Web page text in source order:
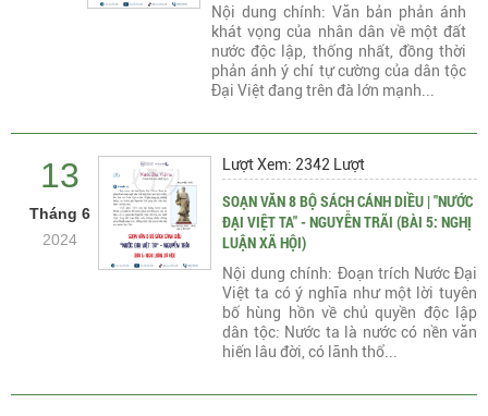
Nội dung chính: Văn bản phản ánh
khát vọng của nhân dân về một đất
nước độc lập, thống nhất, đồng thời
phản ánh ý chí tự cường của dân tộc
Đại Việt đang trên đà lớn mạnh...
13
Tháng 6
2024
Lượt Xem: 2342 Lượt
SOẠN VĂN 8 BỘ SÁCH CÁNH DIỀU | "NƯỚC
ĐẠI VIỆT TA" - NGUYỄN TRÃI (BÀI 5: NGHỊ
LUẬN XÃ HỘI)
Nội dung chính: Đoạn trích Nước Đại
Việt ta có ý nghĩa như một lời tuyên
bố hùng hồn về chủ quyền độc lập
dân tộc: Nước ta là nước có nền văn
hiến lâu đời, có lãnh thổ...